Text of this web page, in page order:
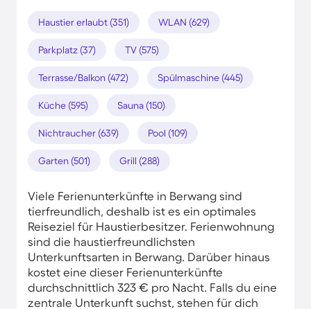
Haustier erlaubt (351) WLAN (629)
Parkplatz (37) TV (575)
Terrasse/Balkon (472) Spülmaschine (445)
Küche (595) Sauna (150)
Nichtraucher (639) Pool (109)
Garten (501) Grill (288)
Viele Ferienunterkünfte in Berwang sind
tierfreundlich, deshalb ist es ein optimales
Reiseziel für Haustierbesitzer. Ferienwohnung
sind die haustierfreundlichsten
Unterkunftsarten in Berwang. Darüber hinaus
kostet eine dieser Ferienunterkünfte
durchschnittlich 323 € pro Nacht. Falls du eine
zentrale Unterkunft suchst, stehen für dich